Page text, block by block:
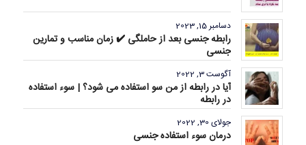
دسامبر 15, 2023
رابطه جنسی بعد از حاملگی ✔️ زمان مناسب و تمارین
جنسی
آگوست 3, 2022
آیا در رابطه از من سو استفاده می شود؟ | سوء استفاده
در رابطه
جولای 30, 2022
درمان سوء استفاده جنسی